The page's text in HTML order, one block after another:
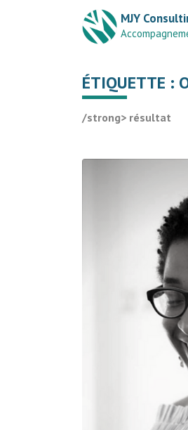
MJY
ÉTIQUETTE :
/strong> résultat